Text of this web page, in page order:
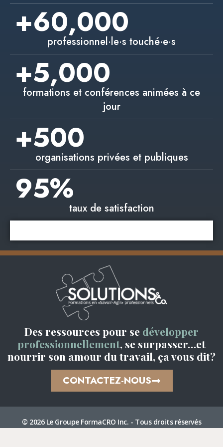
+60,000
professionnel·le·s touché·e·s
+5,000
formations et conférences animées à ce
jour
+500
organisations privées et publiques
95%
taux de satisfaction
Des ressources pour se développer
professionnellement, se surpasser…et
nourrir son amour du travail, ça vous dit?
CONTACTEZ-NOUS
© 2026 Le Groupe FormaCRO Inc. - Tous droits réservés